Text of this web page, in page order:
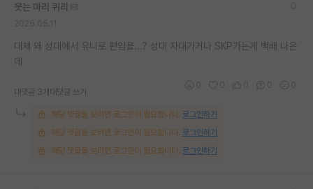
웃는 마리 퀴리
대체 왜 성대에서 유니로 편입을...? 성대 자대가거나 SKP가는게 백배 나은
데
대댓글 3개 대댓글 쓰기
해당 댓글을 보려면 로그인이 필요합니다. 로그인하기
해당 댓글을 보려면 로그인이 필요합니다. 로그인하기
해당 댓글을 보려면 로그인이 필요합니다. 로그인하기